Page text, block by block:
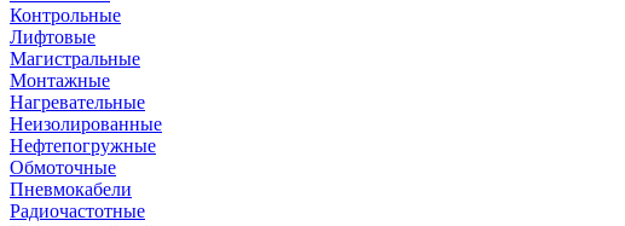
Контрольные
Лифтовые
Магистральные
Монтажные
Нагревательные
Неизолированные
Нефтепогружные
Обмоточные
Пневмокабели
Радиочастотные